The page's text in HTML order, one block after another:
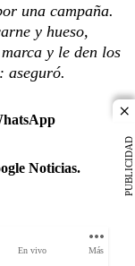
En vivo Más
PUBLICIDAD
una campaña.
y hueso,
y le den los
aseguró.
Noticias.